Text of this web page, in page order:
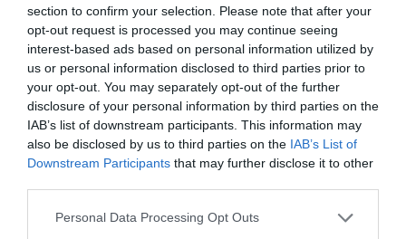
section to confirm your selection. Please note that after your
opt-out request is processed you may continue seeing
interest-based ads based on personal information utilized by
us or personal information disclosed to third parties prior to
your opt-out. You may separately opt-out of the further
disclosure of your personal information by third parties on the
IAB’s list of downstream participants. This information may
also be disclosed by us to third parties on the IAB’s List of
Downstream Participants that may further disclose it to other
Please note that this website/app uses one or more Google
Personal Data Processing Opt Outs
Χαλκίδα: Γιατί φωτίστηκε στα
μωβ- ροζ το δημαρχείο στην
παραλία
10.08.2026 | 10:40
Έκτακτη διακοπή νερού στους
Ωρεούς Ευβοίας
10.08.2026 | 10:20
Ελεγκτές της ΑΑΔΕ κατέσχεσαν
σχεδόν 1300 φιάλλες παράνομου
Πού θα γίνει το
επόμενο πανηγύρι
στην Εύβοια με τη
Μαρία Νομικού
Κόκκινος συναγερμός
για φωτιά σήμερα στην
Εύβοια – Προσοχή